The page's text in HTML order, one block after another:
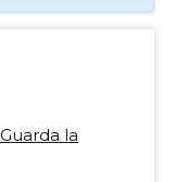
Guarda la